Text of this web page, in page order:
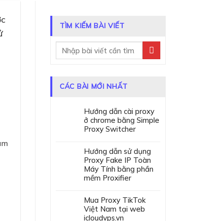
TÌM KIẾM BÀI VIẾT
CÁC BÀI MỚI NHẤT
Hướng dẫn cài proxy
ở chrome bằng Simple
Proxy Switcher
Hướng dẫn sử dụng
Proxy Fake IP Toàn
Máy Tính bằng phần
mềm Proxifier
Mua Proxy TikTok
Việt Nam tại web
icloudvps.vn